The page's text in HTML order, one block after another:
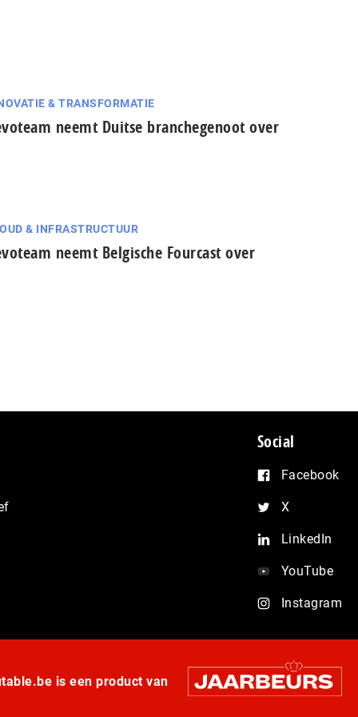
& TRANSFORMATIE
neemt Duitse branchegenoot over
& INFRASTRUCTUUR
neemt Belgische Fourcast over
Social
Facebook
X
LinkedIn
YouTube
Instagram
is een product van